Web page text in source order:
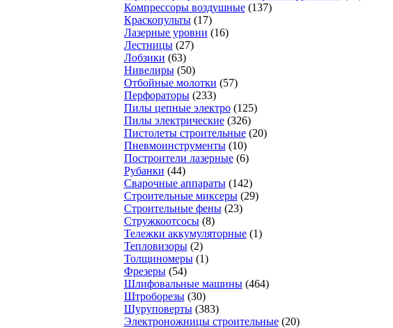
Компрессоры воздушные (137)
Краскопульты (17)
Лазерные уровни (16)
Лестницы (27)
Лобзики (63)
Нивелиры (50)
Отбойные молотки (57)
Перфораторы (233)
Пилы цепные электро (125)
Пилы электрические (326)
Пистолеты строительные (20)
Пневмоинструменты (10)
Построители лазерные (6)
Рубанки (44)
Сварочные аппараты (142)
Строительные миксеры (29)
Строительные фены (23)
Стружкоотсосы (8)
Тележки аккумуляторные (1)
Тепловизоры (2)
Толщиномеры (1)
Фрезеры (54)
Шлифовальные машины (464)
Штроборезы (30)
Шуруповерты (383)
Электроножницы строительные (20)